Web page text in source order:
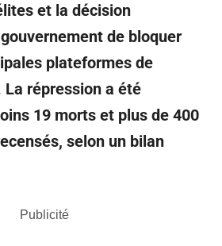
et la décision
de bloquer
plateformes de
La répression a été
19 morts et plus de 400
selon un bilan
Publicité